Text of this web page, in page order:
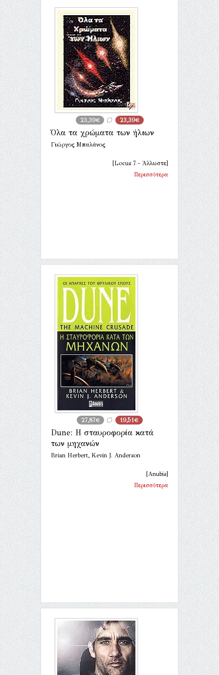
23,39€ 23,39€
Όλα τα χρώματα των ήλιων
Γιώργος Μπαλάνος
[Locus 7 - Άλλωστε]
Περισσότερα
27,87€ 19,51€
Dune: Η σταυροφορία κατά
των μηχανών
Brian Herbert, Kevin J. Anderson
[Anubis]
Περισσότερα